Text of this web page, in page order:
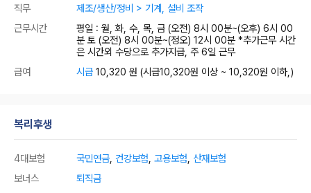
직무
제조/생산/정비 > 기계, 설비 조작
근무시간
평일 : 월, 화, 수, 목, 금 (오전) 8시 00분~(오후) 6시 00
분 토 (오전) 8시 00분~(정오) 12시 00분 *추가근무 시간
은 시간외 수당으로 추가지급, 주 6일 근무
급여
시급 10,320 원 (시급10,320원 이상 ~ 10,320원 이하,)
복리후생
4대보험 국민연금 건강보험 고용보험 산재보험
보너스
퇴직금